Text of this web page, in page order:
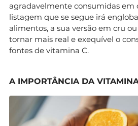
agradavelmente consumidas em
listagem que se segue irá
alimentos, a sua versão em cru
tornar mais real e exequível o
fontes de vitamina C.
A IMPORTÂNCIA DA